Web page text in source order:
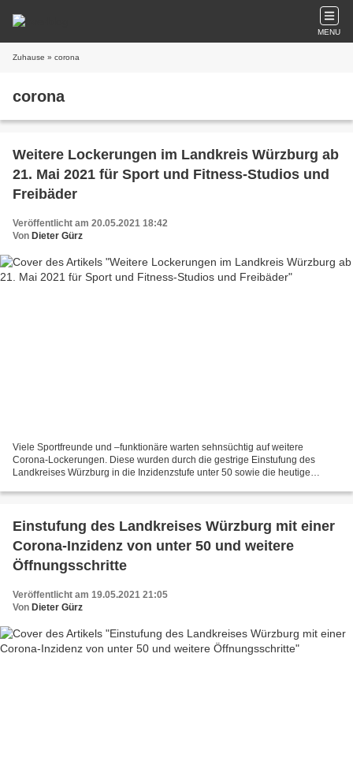
MENU
Zuhause » corona
corona
Weitere Lockerungen im Landkreis Würzburg ab
21. Mai 2021 für Sport und Fitness-Studios und
Freibäder
Veröffentlicht am 20.05.2021 18:42
Von Dieter Gürz
Viele Sportfreunde und –funktionäre warten sehnsüchtig auf weitere
Corona-Lockerungen. Diese wurden durch die gestrige Einstufung des
Landkreises Würzburg in die Inzidenzstufe unter 50 sowie die heutige
Einstufung des Landkreises Würzburg mit einer
Corona-Inzidenz von unter 50 und weitere
Öffnungsschritte
Veröffentlicht am 19.05.2021 21:05
Von Dieter Gürz